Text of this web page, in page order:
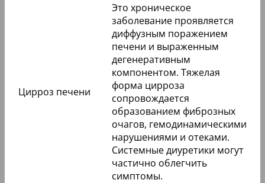
Цирроз печени
Это хроническое
заболевание проявляется
диффузным поражением
печени и выраженным
дегенеративным
компонентом. Тяжелая
форма цирроза
сопровождается
образованием фиброзных
очагов, гемодинамическими
нарушениями и отеками.
Системные диуретики могут
частично облегчить
симптомы.